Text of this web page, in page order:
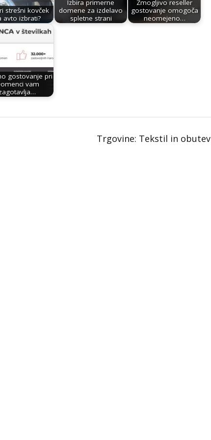
strešni kovček
avto izbrati?
Izbira primerne
domene za izdelavo
spletne strani
Zmogljivo reseller
gostovanje omogoča
neomejeno…
gostovanje pri
vam
Trgovine: Tekstil in obutev